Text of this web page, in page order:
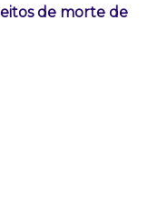
de morte de